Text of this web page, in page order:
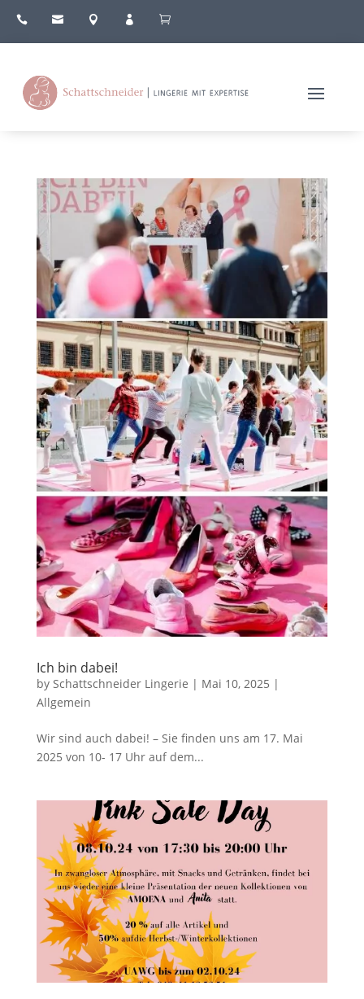
    
Ich bin dabei!
by Schattschneider Lingerie | Mai 10, 2025 |
Allgemein
Wir sind auch dabei! – Sie finden uns am 17. Mai
2025 von 10- 17 Uhr auf dem...